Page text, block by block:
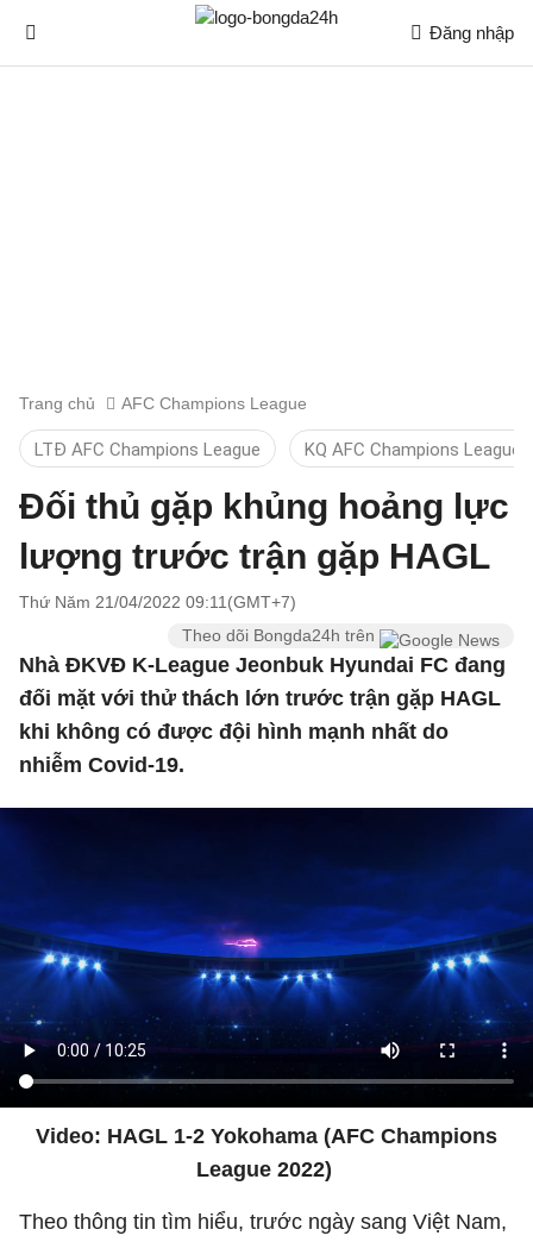
Đăng nhập
Trang chủ AFC Champions League
LTĐ AFC Champions League KQ AFC Champions League
Đối thủ gặp khủng hoảng lực
lượng trước trận gặp HAGL
Thứ Năm 21/04/2022 09:11(GMT+7)
Theo dõi Bongda24h trên
Nhà ĐKVĐ K-League Jeonbuk Hyundai FC đang
đối mặt với thử thách lớn trước trận gặp HAGL
khi không có được đội hình mạnh nhất do
nhiễm Covid-19.
Video: HAGL 1-2 Yokohama (AFC Champions
League 2022)
Theo thông tin tìm hiểu, trước ngày sang Việt Nam,